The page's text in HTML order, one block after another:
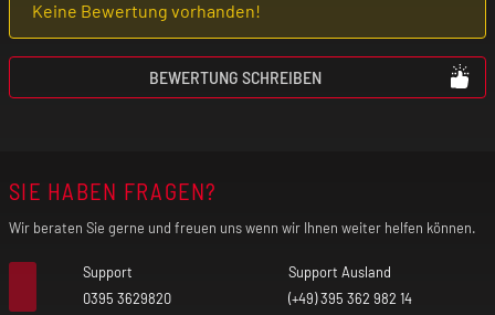
Mit einem 0.56" TFT-Farbbildschirm
Widerstandsbereich: 0,30 bis 3,0 Ohm
Ladespannung: 5 V
Max. Ladestrom: 2 A
Keine Bewertung vorhanden!
BEWERTUNG SCHREIBEN
SIE HABEN FRAGEN?
Wir beraten Sie gerne und freuen uns wenn wir Ihnen weiter helfen können.
Support
0395 3629820
Support Ausland
(+49) 395 362 982 14